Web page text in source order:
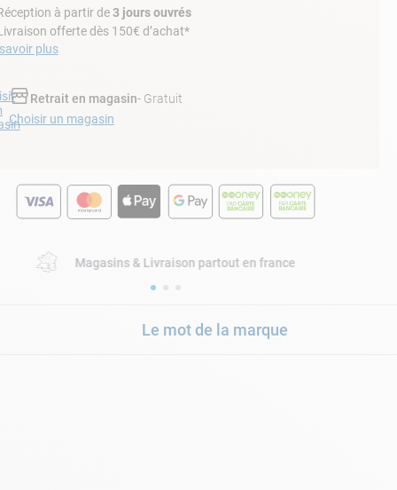
à partir de3 jours ouvrés
offerte dès 150€ d’achat*
plus
Retrait en magasin- Gratuit
Choisir un magasin
Magasins & Livraison partout en france
Le mot de la marque